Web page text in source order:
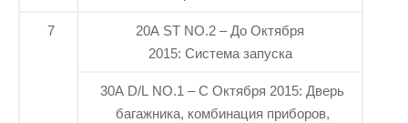
7
20A ST NO.2 – До Октября
2015: Система запуска
30A D/L NO.1 – С Октября 2015: Дверь
багажника, комбинация приборов,